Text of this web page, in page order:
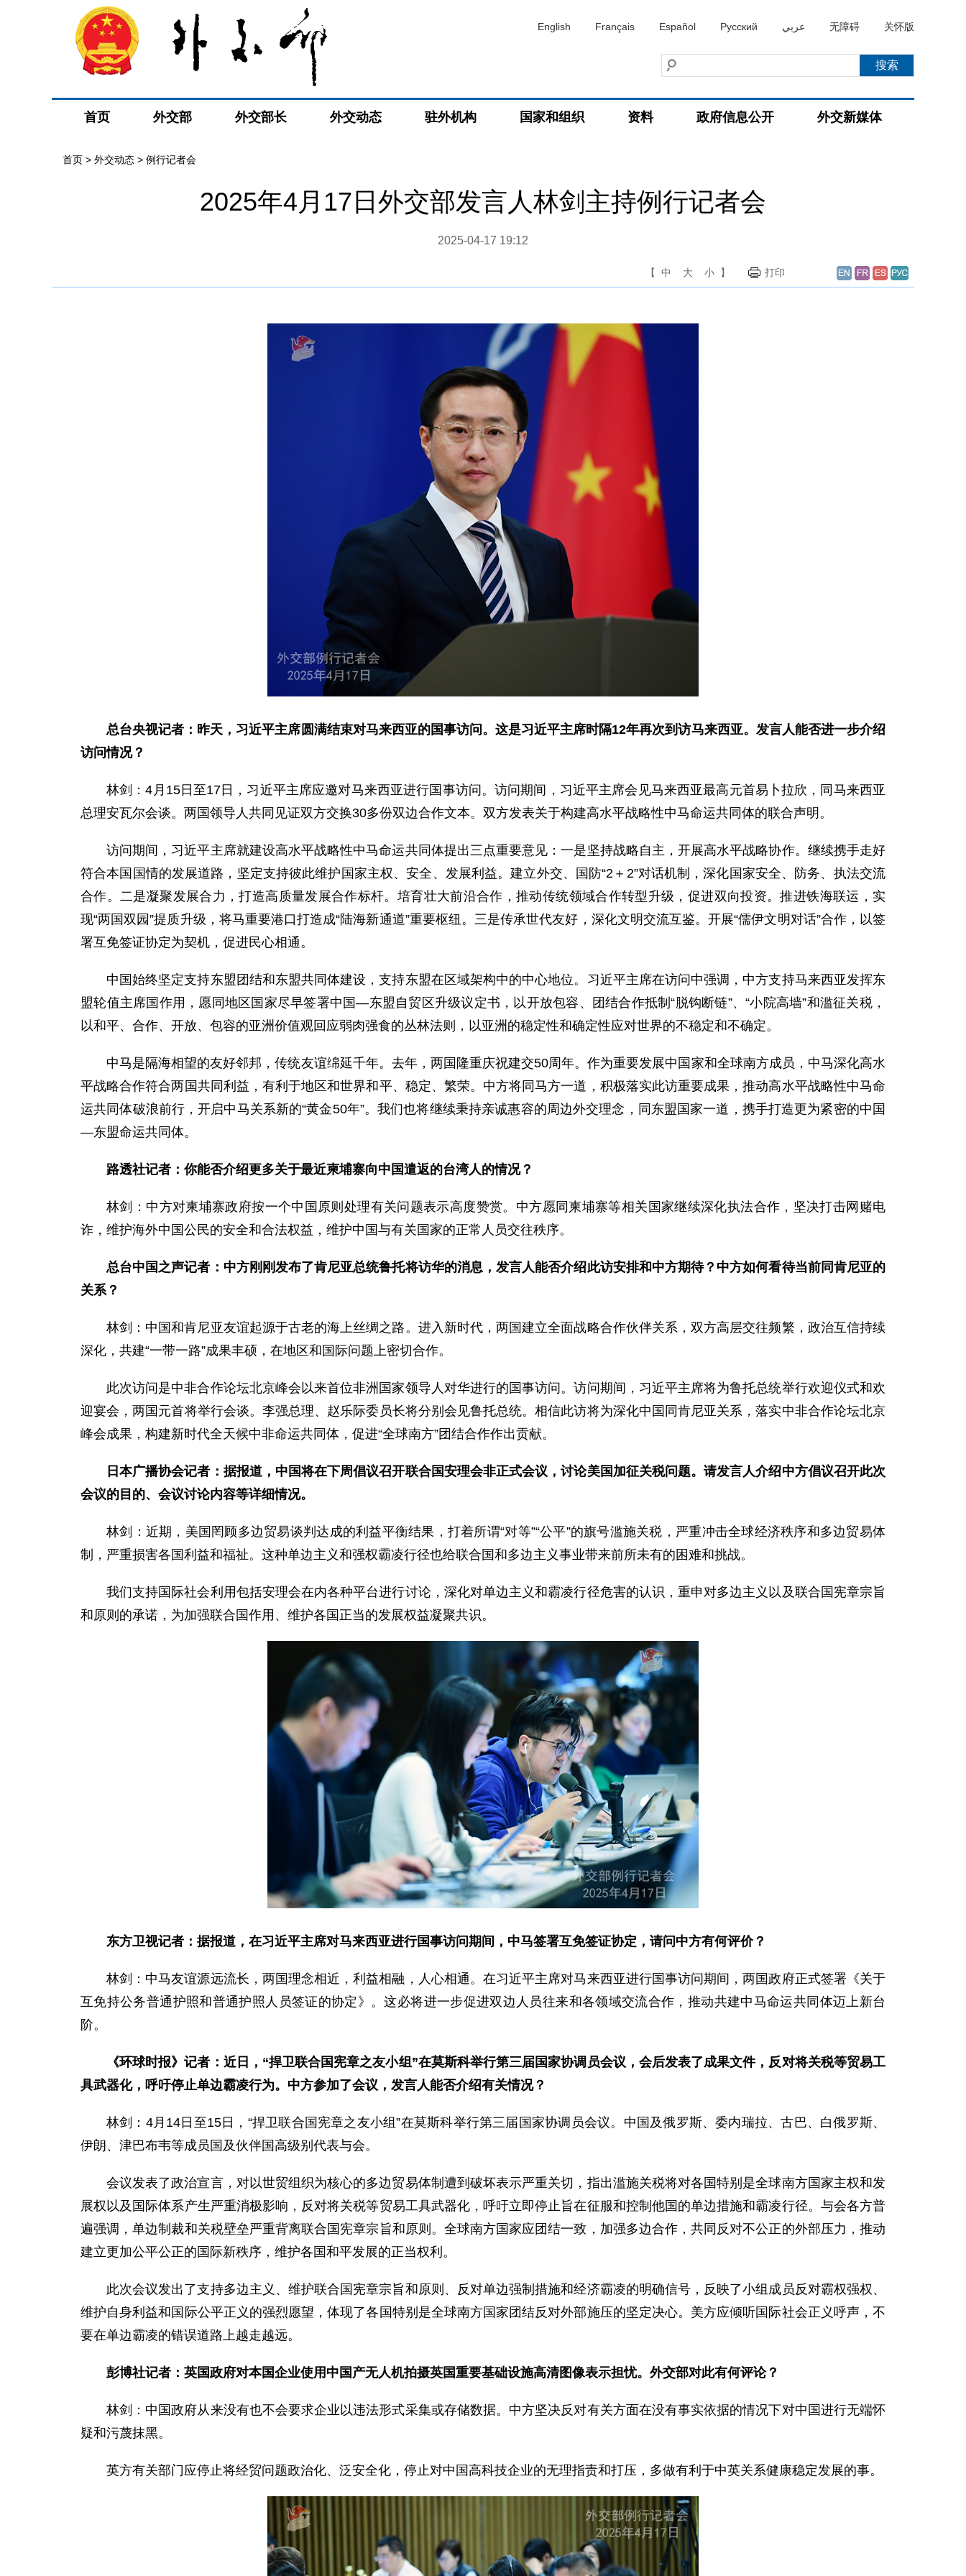
English Français Español Русский عربي 无障碍 关怀版
首页 外交部 外交部长 外交动态 驻外机构 国家和组织 资料 政府信息公开 外交新媒体
首页 > 外交动态 > 例行记者会
2025年4月17日外交部发言人林剑主持例行记者会
2025-04-17 19:12
【 中 大 小 】 打印
总台央视记者：昨天，习近平主席圆满结束对马来西亚的国事访问。这是习近平主席时隔12年再次到访马来西亚。发言人能否进一步介绍
访问情况？
林剑：4月15日至17日，习近平主席应邀对马来西亚进行国事访问。访问期间，习近平主席会见马来西亚最高元首易卜拉欣，同马来西亚
总理安瓦尔会谈。两国领导人共同见证双方交换30多份双边合作文本。双方发表关于构建高水平战略性中马命运共同体的联合声明。
访问期间，习近平主席就建设高水平战略性中马命运共同体提出三点重要意见：一是坚持战略自主，开展高水平战略协作。继续携手走好
符合本国国情的发展道路，坚定支持彼此维护国家主权、安全、发展利益。建立外交、国防“2＋2”对话机制，深化国家安全、防务、执法交流
合作。二是凝聚发展合力，打造高质量发展合作标杆。培育壮大前沿合作，推动传统领域合作转型升级，促进双向投资。推进铁海联运，实
现“两国双园”提质升级，将马重要港口打造成“陆海新通道”重要枢纽。三是传承世代友好，深化文明交流互鉴。开展“儒伊文明对话”合作，以签
署互免签证协定为契机，促进民心相通。
中国始终坚定支持东盟团结和东盟共同体建设，支持东盟在区域架构中的中心地位。习近平主席在访问中强调，中方支持马来西亚发挥东
盟轮值主席国作用，愿同地区国家尽早签署中国—东盟自贸区升级议定书，以开放包容、团结合作抵制“脱钩断链”、“小院高墙”和滥征关税，
以和平、合作、开放、包容的亚洲价值观回应弱肉强食的丛林法则，以亚洲的稳定性和确定性应对世界的不稳定和不确定。
中马是隔海相望的友好邻邦，传统友谊绵延千年。去年，两国隆重庆祝建交50周年。作为重要发展中国家和全球南方成员，中马深化高水
平战略合作符合两国共同利益，有利于地区和世界和平、稳定、繁荣。中方将同马方一道，积极落实此访重要成果，推动高水平战略性中马命
运共同体破浪前行，开启中马关系新的“黄金50年”。我们也将继续秉持亲诚惠容的周边外交理念，同东盟国家一道，携手打造更为紧密的中国
—东盟命运共同体。
路透社记者：你能否介绍更多关于最近柬埔寨向中国遣返的台湾人的情况？
林剑：中方对柬埔寨政府按一个中国原则处理有关问题表示高度赞赏。中方愿同柬埔寨等相关国家继续深化执法合作，坚决打击网赌电
诈，维护海外中国公民的安全和合法权益，维护中国与有关国家的正常人员交往秩序。
总台中国之声记者：中方刚刚发布了肯尼亚总统鲁托将访华的消息，发言人能否介绍此访安排和中方期待？中方如何看待当前同肯尼亚的
关系？
林剑：中国和肯尼亚友谊起源于古老的海上丝绸之路。进入新时代，两国建立全面战略合作伙伴关系，双方高层交往频繁，政治互信持续
深化，共建“一带一路”成果丰硕，在地区和国际问题上密切合作。
此次访问是中非合作论坛北京峰会以来首位非洲国家领导人对华进行的国事访问。访问期间，习近平主席将为鲁托总统举行欢迎仪式和欢
迎宴会，两国元首将举行会谈。李强总理、赵乐际委员长将分别会见鲁托总统。相信此访将为深化中国同肯尼亚关系，落实中非合作论坛北京
峰会成果，构建新时代全天候中非命运共同体，促进“全球南方”团结合作作出贡献。
日本广播协会记者：据报道，中国将在下周倡议召开联合国安理会非正式会议，讨论美国加征关税问题。请发言人介绍中方倡议召开此次
会议的目的、会议讨论内容等详细情况。
林剑：近期，美国罔顾多边贸易谈判达成的利益平衡结果，打着所谓“对等”“公平”的旗号滥施关税，严重冲击全球经济秩序和多边贸易体
制，严重损害各国利益和福祉。这种单边主义和强权霸凌行径也给联合国和多边主义事业带来前所未有的困难和挑战。
我们支持国际社会利用包括安理会在内各种平台进行讨论，深化对单边主义和霸凌行径危害的认识，重申对多边主义以及联合国宪章宗旨
和原则的承诺，为加强联合国作用、维护各国正当的发展权益凝聚共识。
东方卫视记者：据报道，在习近平主席对马来西亚进行国事访问期间，中马签署互免签证协定，请问中方有何评价？
林剑：中马友谊源远流长，两国理念相近，利益相融，人心相通。在习近平主席对马来西亚进行国事访问期间，两国政府正式签署《关于
互免持公务普通护照和普通护照人员签证的协定》。这必将进一步促进双边人员往来和各领域交流合作，推动共建中马命运共同体迈上新台
阶。
《环球时报》记者：近日，“捍卫联合国宪章之友小组”在莫斯科举行第三届国家协调员会议，会后发表了成果文件，反对将关税等贸易工
具武器化，呼吁停止单边霸凌行为。中方参加了会议，发言人能否介绍有关情况？
林剑：4月14日至15日，“捍卫联合国宪章之友小组”在莫斯科举行第三届国家协调员会议。中国及俄罗斯、委内瑞拉、古巴、白俄罗斯、
伊朗、津巴布韦等成员国及伙伴国高级别代表与会。
会议发表了政治宣言，对以世贸组织为核心的多边贸易体制遭到破坏表示严重关切，指出滥施关税将对各国特别是全球南方国家主权和发
展权以及国际体系产生严重消极影响，反对将关税等贸易工具武器化，呼吁立即停止旨在征服和控制他国的单边措施和霸凌行径。与会各方普
遍强调，单边制裁和关税壁垒严重背离联合国宪章宗旨和原则。全球南方国家应团结一致，加强多边合作，共同反对不公正的外部压力，推动
建立更加公平公正的国际新秩序，维护各国和平发展的正当权利。
此次会议发出了支持多边主义、维护联合国宪章宗旨和原则、反对单边强制措施和经济霸凌的明确信号，反映了小组成员反对霸权强权、
维护自身利益和国际公平正义的强烈愿望，体现了各国特别是全球南方国家团结反对外部施压的坚定决心。美方应倾听国际社会正义呼声，不
要在单边霸凌的错误道路上越走越远。
彭博社记者：英国政府对本国企业使用中国产无人机拍摄英国重要基础设施高清图像表示担忧。外交部对此有何评论？
林剑：中国政府从来没有也不会要求企业以违法形式采集或存储数据。中方坚决反对有关方面在没有事实依据的情况下对中国进行无端怀
疑和污蔑抹黑。
英方有关部门应停止将经贸问题政治化、泛安全化，停止对中国高科技企业的无理指责和打压，多做有利于中英关系健康稳定发展的事。